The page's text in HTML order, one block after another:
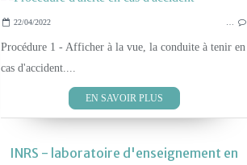
22/04/2022
Procédure 1 - Afficher à la vue, la conduite à tenir en
cas d'accident....
EN SAVOIR PLUS
SÉCURITÉ ET NETTOYAGE
INRS - laboratoire d'enseignement en